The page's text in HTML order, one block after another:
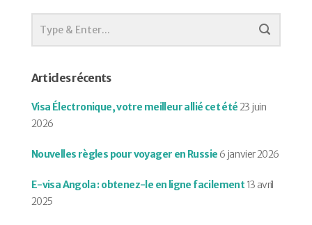
Articles récents
Visa Électronique, votre meilleur allié cet été23 juin
2026
Nouvelles règles pour voyager en Russie 6 janvier 2026
E-visa Angola : obtenez-le en ligne facilement 13 avril
2025